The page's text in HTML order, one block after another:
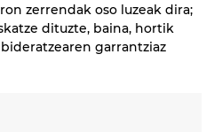
zerrendak oso luzeak dira;
dituzte, baina, hortik
garrantziaz